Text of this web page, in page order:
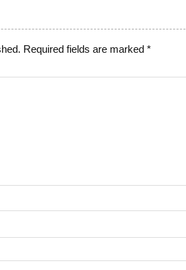
Required fields are marked*